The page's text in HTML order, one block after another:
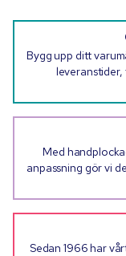
Bygg upp ditt
Med
anpassning gör vi
Sedan 1966 har